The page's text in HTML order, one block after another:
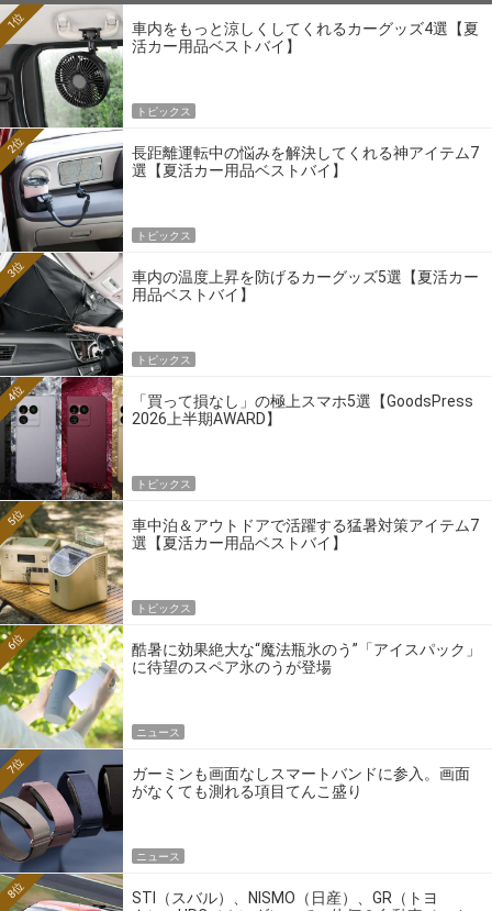
車内をもっと涼しくしてくれるカーグッズ4選【夏
活カー用品ベストバイ】
1位
トピックス
長距離運転中の悩みを解決してくれる神アイテム7
選【夏活カー用品ベストバイ】
2位
トピックス
車内の温度上昇を防げるカーグッズ5選【夏活カー
用品ベストバイ】
3位
トピックス
「買って損なし」の極上スマホ5選【GoodsPress
2026上半期AWARD】
4位
トピックス
車中泊＆アウトドアで活躍する猛暑対策アイテム7
選【夏活カー用品ベストバイ】
5位
トピックス
酷暑に効果絶大な“魔法瓶氷のう”「アイスパック」
に待望のスペア氷のうが登場
6位
ニュース
ガーミンも画面なしスマートバンドに参入。画面
がなくても測れる項目てんこ盛り
7位
ニュース
STI（スバル）、NISMO（日産）、GR（トヨ
8位